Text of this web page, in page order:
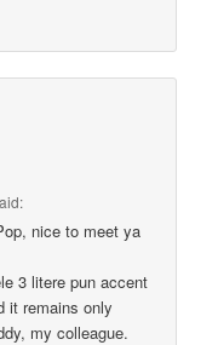
nice to meet ya
3 litere pun accent
it remains only
my colleague.